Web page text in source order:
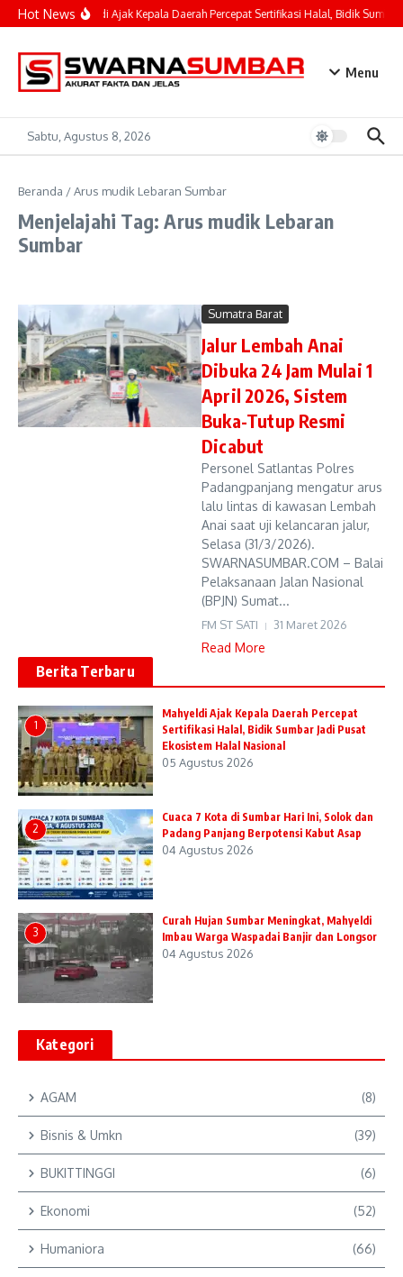
Lewati ke konten
Hot NewsMahyeldi Ajak Kepala Daerah Percepat Sertifikasi Halal, Bidik
Menu
Sabtu, Agustus 8, 2026
Beranda /Arus mudik Lebaran Sumbar
Menjelajahi Tag: Arus mudik Lebaran
Sumbar
Sumatra Barat
Jalur Lembah Anai
Dibuka 24 Jam Mulai 1
April 2026, Sistem
Buka-Tutup Resmi
Dicabut
Personel Satlantas Polres
Padangpanjang mengatur arus
lalu lintas di kawasan Lembah
Anai saat uji kelancaran jalur,
Selasa (31/3/2026).
SWARNASUMBAR.COM – Balai
Pelaksanaan Jalan Nasional
(BPJN) Sumat...
FM ST SATI 31 Maret 2026
Read More
Berita Terbaru
1
Mahyeldi Ajak Kepala Daerah Percepat
Sertifikasi Halal, Bidik Sumbar Jadi Pusat
Ekosistem Halal Nasional
05 Agustus 2026
2
Cuaca 7 Kota di Sumbar Hari Ini, Solok dan
Padang Panjang Berpotensi Kabut Asap
04 Agustus 2026
3
Curah Hujan Sumbar Meningkat, Mahyeldi
Imbau Warga Waspadai Banjir dan Longsor
04 Agustus 2026
Kategori
AGAM (8)
Bisnis & Umkn (39)
BUKITTINGGI (6)
Ekonomi (52)
Humaniora (66)